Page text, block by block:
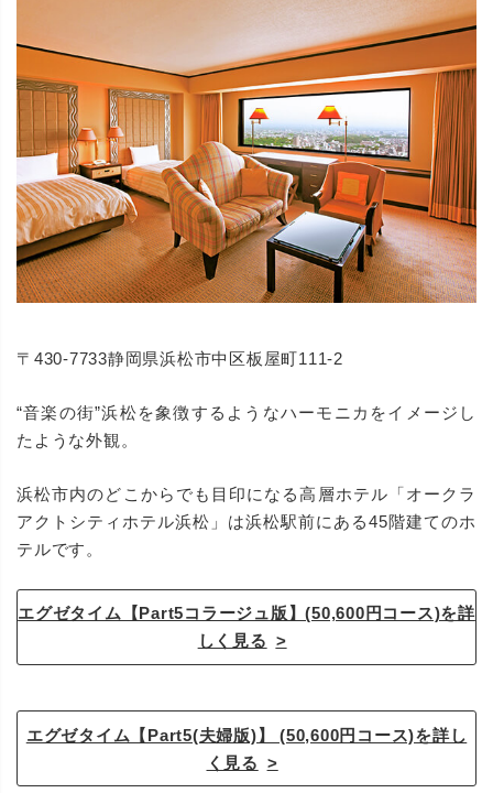
〒430-7733静岡県浜松市中区板屋町111-2
“音楽の街”浜松を象徴するようなハーモニカをイメージし
たような外観。
浜松市内のどこからでも目印になる高層ホテル「オークラ
アクトシティホテル浜松」は浜松駅前にある45階建てのホ
テルです。
エグゼタイム【Part5コラージュ版】(50,600円コース)を詳
しく見る
エグゼタイム【Part5(夫婦版)】 (50,600円コース)を詳し
く見る